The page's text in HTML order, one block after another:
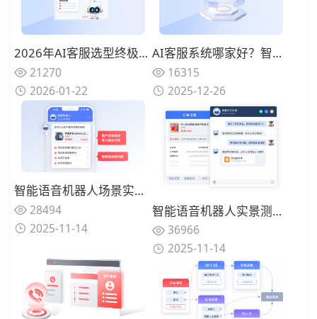
2026年AI客服选型终极指南：十家主流厂商深度评测与落地实战图谱
21270
2026-01-22
AI客服系统哪家好？智能对话能力、转人工策略、运营效率对比推荐
16315
2025-12-26
智能语音机器人场景实测：在景区、医疗、政务等真实业务环境中，5家主流厂商方案效果对比
28494
2025-11-14
智能语音机器人实景测试：5家主流厂商在真实业务场景中的表现对比，谁家方案经得起检验？
36966
2025-11-14